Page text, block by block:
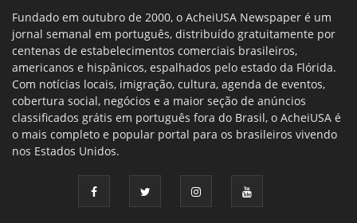
Fundado em outubro de 2000, o AcheiUSA Newspaper é um
jornal semanal em português, distribuído gratuitamente por
centenas de estabelecimentos comerciais brasileiros,
americanos e hispânicos, espalhados pelo estado da Flórida.
Com notícias locais, imigração, cultura, agenda de eventos,
cobertura social, negócios e a maior seção de anúncios
classificados grátis em português fora do Brasil, o AcheiUSA é
o mais completo e popular portal para os brasileiros vivendo
nos Estados Unidos.